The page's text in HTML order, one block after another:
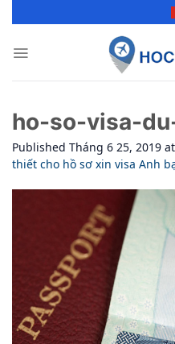
ho-so-visa-
Published Tháng 6 25, 2019 at
thiết cho hồ sơ xin visa Anh